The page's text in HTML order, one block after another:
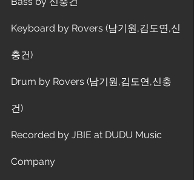
Keyboard by Rovers (남기원,김도연,신
충건)
Drum by Rovers (남기원,김도연,신충
건)
Recorded by JBIE at DUDU Music
Company